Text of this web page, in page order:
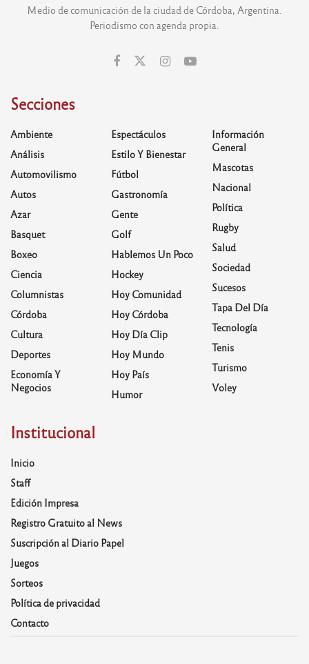
Medio de comunicación de la ciudad de Córdoba, Argentina.
Periodismo con agenda propia.
Secciones
Ambiente
Análisis
Automovilismo
Autos
Azar
Basquet
Boxeo
Ciencia
Columnistas
Córdoba
Cultura
Deportes
Economía Y
Negocios
Espectáculos
Estilo Y Bienestar
Fútbol
Gastronomía
Gente
Golf
Hablemos Un Poco
Hockey
Hoy Comunidad
Hoy Córdoba
Hoy Día Clip
Hoy Mundo
Hoy País
Humor
Información
General
Mascotas
Nacional
Política
Rugby
Salud
Sociedad
Sucesos
Tapa Del Día
Tecnología
Tenis
Turismo
Voley
Institucional
Inicio
Staff
Edición Impresa
Registro Gratuito al News
Suscripción al Diario Papel
Juegos
Sorteos
Política de privacidad
Contacto